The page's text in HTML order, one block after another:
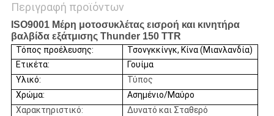
Περιγραφή προϊόντων
ISO9001 Μέρη μοτοσυκλέτας εισροή και κινητήρα
βαλβίδα εξάτμισης Thunder 150 TTR
Τόπος προέλευσης:
Τσονγκκίνγκ, Κίνα (Μιανλανδία)
Ετικέτα:
Γουίμα
Υλικό:
Τύπος
Χρώμα:
Ασημένιο/Μαύρο
Χαρακτηριστικό:
Δυνατό και Σταθερό